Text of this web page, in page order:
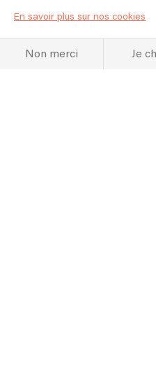
Combien de temps
1 mois avant
En savoir plus sur nos cookies
Non merci Je